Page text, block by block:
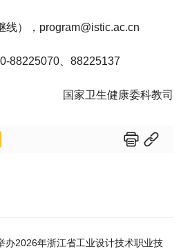
线），program@istic.ac.cn
88225070、88225137
国家卫生健康委科教司
 
办2026年浙江省工业设计技术职业技